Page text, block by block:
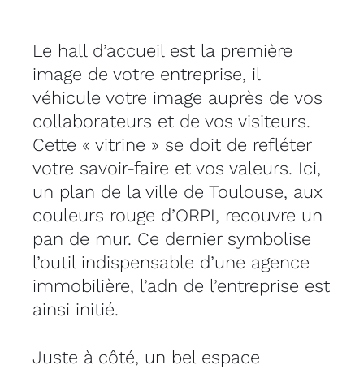
Le hall d’accueil est la première
image de votre entreprise, il
véhicule votre image auprès de vos
collaborateurs et de vos visiteurs.
Cette « vitrine » se doit de refléter
votre savoir-faire et vos valeurs. Ici,
un plan de la ville de Toulouse, aux
couleurs rouge d’ORPI, recouvre un
pan de mur. Ce dernier symbolise
l’outil indispensable d’une agence
immobilière, l’adn de l’entreprise est
ainsi initié.
Juste à côté, un bel espace